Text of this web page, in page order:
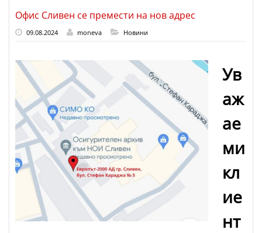
Офис Сливен се премести на нов адрес
09.08.2024 moneva Новини
Ув
аж
ае
ми
кл
ие
нт